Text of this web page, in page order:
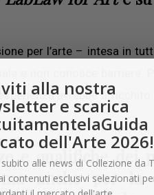
per l’arte – intesa in
e non conosce barriere.
avrebbe arricchito
e qualifiche dei
anche per la
alla nostra
e scarica
dell'Arte 2026!
alle news di Collezione da
contenuti esclusivi selezionati